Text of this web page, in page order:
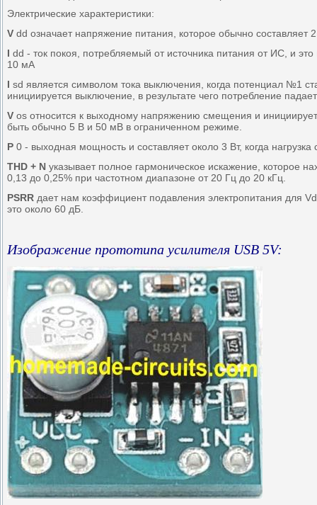
Электрические характеристики:
V dd означает напряжение питания, которое обычно составляет
I dd - ток покоя, потребляемый от источника питания от ИС, и
10 мА
I sd является символом тока выключения, когда потенциал №1
инициируется выключение, в результате чего потребление
V os относится к выходному напряжению смещения и
быть обычно 5 В и 50 мВ в ограниченном режиме.
P 0 - выходная мощность и составляет около 3 Вт, когда
THD + N указывает полное гармоническое искажение, которое
0,13 до 0,25% при частотном диапазоне от 20 Гц до 20 кГц.
PSRR дает нам коэффициент подавления электропитания для
это около 60 дБ.
Изображение прототипа усилителя USB 5V: